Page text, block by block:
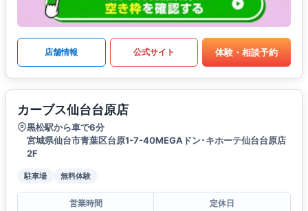
店舗情報 公式サイト 体験・相談予約
カーブス仙台台原店
黒松駅から車で6分
宮城県仙台市青葉区台原1-7-40MEGAドン･キホーテ仙台台原店
2F
駐車場 無料体験
営業時間
定休日